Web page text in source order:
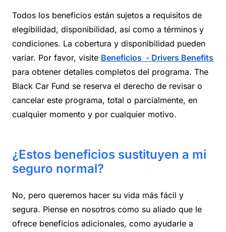
Todos los beneficios están sujetos a requisitos de
elegibilidad, disponibilidad, así como a términos y
condiciones. La cobertura y disponibilidad pueden
variar. Por favor, visite Beneficios - Drivers Benefits
para obtener detalles completos del programa. The
Black Car Fund se reserva el derecho de revisar o
cancelar este programa, total o parcialmente, en
cualquier momento y por cualquier motivo.
¿Estos beneficios sustituyen a mi
seguro normal?
No, pero queremos hacer su vida más fácil y
segura. Piense en nosotros como su aliado que le
ofrece beneficios adicionales, como ayudarle a